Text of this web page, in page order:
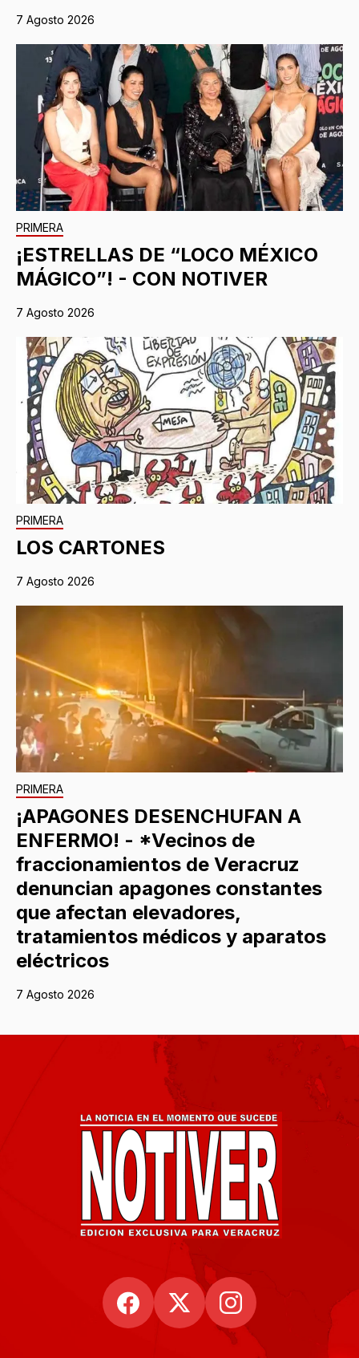
7 Agosto 2026
PRIMERA
¡ESTRELLAS DE “LOCO MÉXICO
MÁGICO”! - CON NOTIVER
7 Agosto 2026
PRIMERA
LOS CARTONES
7 Agosto 2026
PRIMERA
¡APAGONES DESENCHUFAN A
ENFERMO! - *Vecinos de
fraccionamientos de Veracruz
denuncian apagones constantes
que afectan elevadores,
tratamientos médicos y aparatos
eléctricos
7 Agosto 2026